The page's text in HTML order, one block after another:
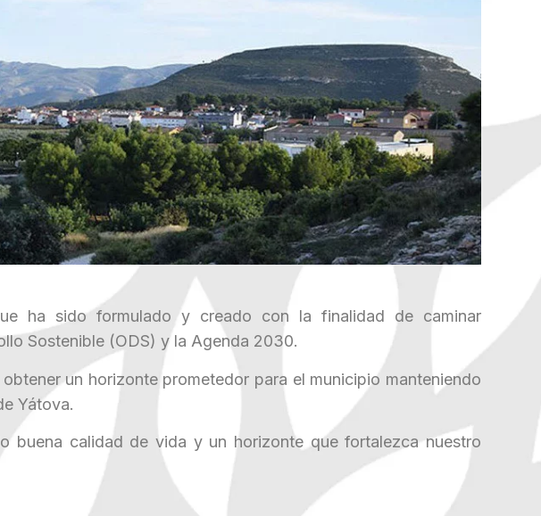
ha sido formulado y creado con la finalidad de caminar
Sostenible (ODS) y la Agenda 2030.
un horizonte prometedor para el municipio manteniendo
Yátova.
buena calidad de vida y un horizonte que fortalezca nuestro